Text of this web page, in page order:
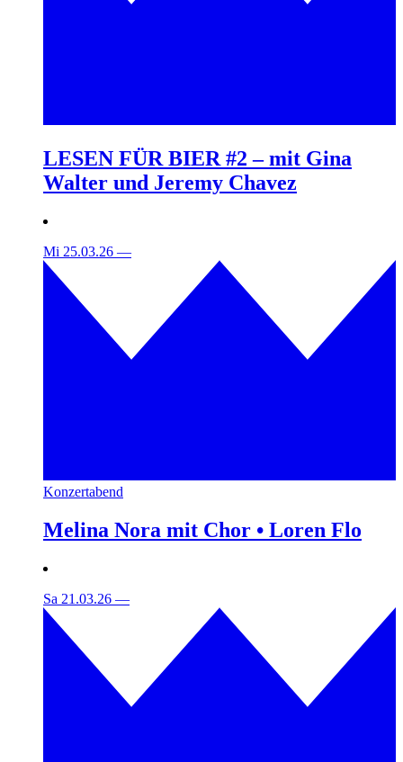
LESEN FÜR BIER #2 – mit Gina
Walter und Jeremy Chavez
Mi 25.03.26 —
Konzertabend
Melina Nora mit Chor • Loren Flo
Sa 21.03.26 —